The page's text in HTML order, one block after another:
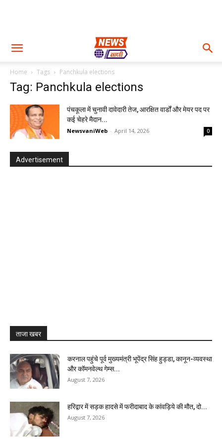
Home Tags Panchkula elections
Tag: Panchkula elections
पंचकूला में चुनावी दावेदारी तेज, आरक्षित वार्डों और मेयर पद पर
कई चेहरे मैदान...
NewsvaniWeb - April 14, 2026 0
Advertisement
ताजा खबर
करनाल पहुंचे पूर्व मुख्यमंत्री भूपेंद्र सिंह हुड्डा, कानून-व्यवस्था
और कॉमनवेल्थ गेम्स...
August 7, 2026
हरिद्वार में सड़क हादसे में फरीदाबाद के कांवड़िये की मौत, दो...
August 7, 2026